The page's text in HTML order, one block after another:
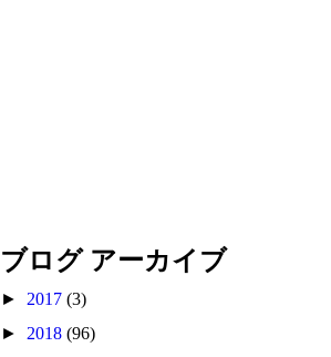
ブログ アーカイブ
► 2017 (3)
► 2018 (96)